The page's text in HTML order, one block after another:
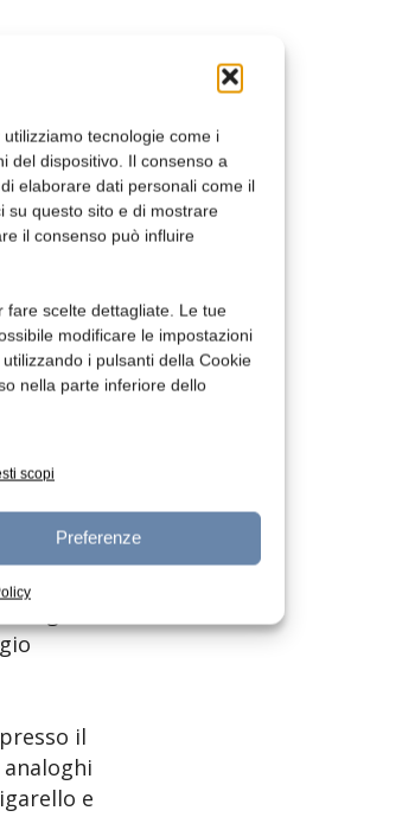
tecnologie come i
del dispositivo. Il consenso a
elaborare dati personali come il
su questo sito e di mostrare
il consenso può influire
scelte dettagliate. Le tue
modificare le impostazioni
i pulsanti della Cookie
nella parte inferiore dello
scopi
Preferenze
(+11%
grazie
retail
(burrata,
totali.
kg di
il
analoghi
e